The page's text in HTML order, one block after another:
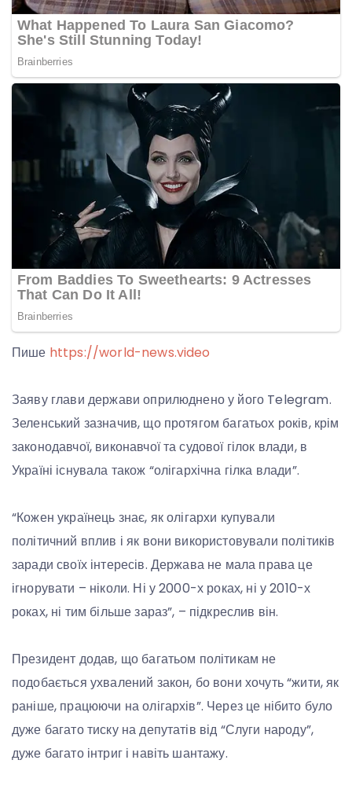
Пише https://world-news.video
Заяву глави держави оприлюднено у його Telegram.
Зеленський зазначив, що протягом багатьох років, крім
законодавчої, виконавчої та судової гілок влади, в
Україні існувала також “олігархічна гілка влади”.
“Кожен українець знає, як олігархи купували
політичний вплив і як вони використовували політиків
заради своїх інтересів. Держава не мала права це
ігнорувати – ніколи. Ні у 2000-х роках, ні у 2010-х
роках, ні тим більше зараз”, – підкреслив він.
Президент додав, що багатьом політикам не
подобається ухвалений закон, бо вони хочуть “жити, як
раніше, працюючи на олігархів”. Через це нібито було
дуже багато тиску на депутатів від “Слуги народу”,
дуже багато інтриг і навіть шантажу.